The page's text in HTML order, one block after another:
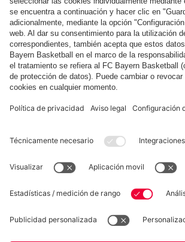
Summit
ante el
Aston
Bayern en
Leitzachtal
Colaborador
Museum Allianz Arena Prensa
FC Bayern München AG
Ajustes